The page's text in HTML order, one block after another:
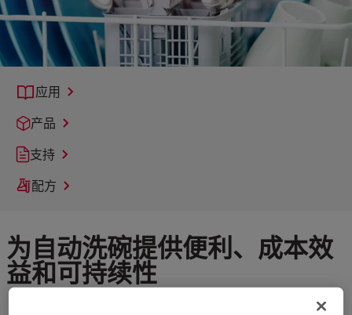
应用
产品
支持
配方
为自动洗碗提供便利、成本效
益和可持续性